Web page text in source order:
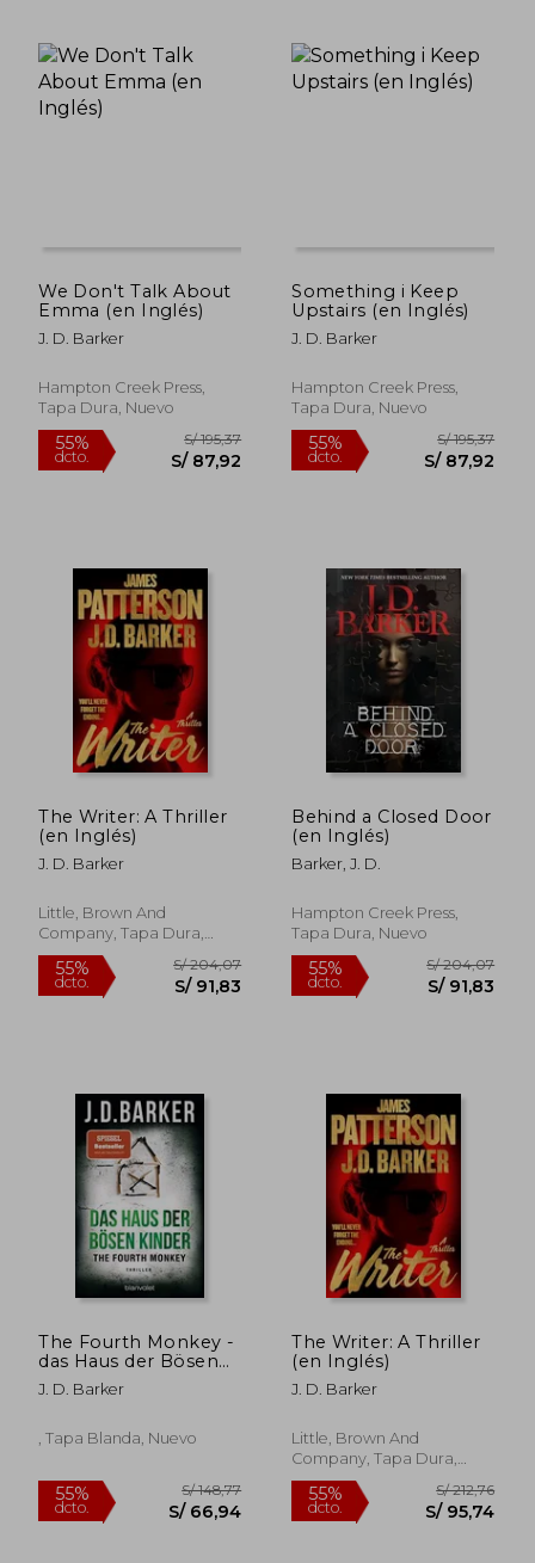
55%
dcto.
S/ 222,22
S/ 100,00
55%
55%
dcto. S/ 99,00
55%
dcto. S/
We Don't Talk About
Emma (en Inglés)
J. D. Barker
Hampton Creek Press,
Tapa Dura, Nuevo
Something i Keep
Upstairs (en Inglés)
J. D. Barker
Hampton Creek Press,
Tapa Dura, Nuevo
The Writer: A Thriller
(en Inglés)
J. D. Barker
Little, Brown And
Company, Tapa Dura,
Nuevo
Behind a Closed Door
(en Inglés)
Barker, J. D.
Hampton Creek Press,
Tapa Dura, Nuevo
The Fourth Monkey -
das Haus der Bösen
Kinder: Thriller (Sam
Porter, Band 3) (en
J. D. Barker
, Tapa Blanda, Nuevo
The Writer: A Thriller
(en Inglés)
J. D. Barker
Little, Brown And
Company, Tapa Dura,
Nuevo